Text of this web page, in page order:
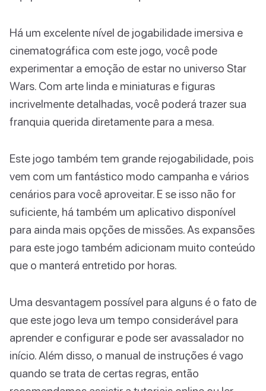
Há um excelente nível de jogabilidade imersiva e
cinematográfica com este jogo, você pode
experimentar a emoção de estar no universo Star
Wars. Com arte linda e miniaturas e figuras
incrivelmente detalhadas, você poderá trazer sua
franquia querida diretamente para a mesa.
Este jogo também tem grande rejogabilidade, pois
vem com um fantástico modo campanha e vários
cenários para você aproveitar. E se isso não for
suficiente, há também um aplicativo disponível
para ainda mais opções de missões. As expansões
para este jogo também adicionam muito conteúdo
que o manterá entretido por horas.
Uma desvantagem possível para alguns é o fato de
que este jogo leva um tempo considerável para
aprender e configurar e pode ser avassalador no
início. Além disso, o manual de instruções é vago
quando se trata de certas regras, então